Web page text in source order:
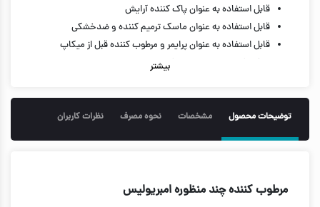
قابل استفاده به عنوان پاک کننده آرایش
قابل استفاده به عنوان ماسک ترمیم کننده و ضدخشکی
قابل استفاده به عنوان پرایمر و مرطوب کننده قبل از میکاپ
تغذیه کننده و نرم و لطیف کننده پوست
حاوی شی باتر، آلوئه ورا، پروتئین سویا و موم زنبور عسل
مراقبت و محافظت از پوستی که سد محافظتی آن تضعیف شده
بافت سبک شیر-کرمی با جذب راحت، بدون چربی و چسبندگی
بیشتر
توضیحات محصول مشخصات نحوه مصرف نظرات کاربران
مرطوب کننده چند منظوره امبریولیس